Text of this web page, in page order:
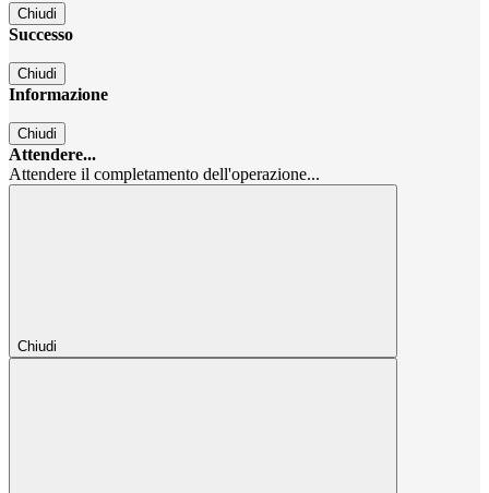
Chiudi
Successo
Chiudi
Informazione
Chiudi
Attendere...
Attendere il completamento dell'operazione...
Chiudi